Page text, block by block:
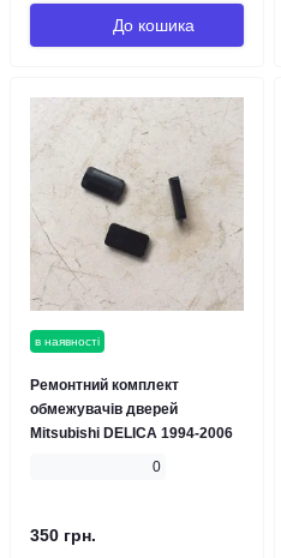
До кошика
в наявності
Ремонтний комплект
обмежувачів дверей
Mitsubishi DELICA 1994-2006
0
350 грн.